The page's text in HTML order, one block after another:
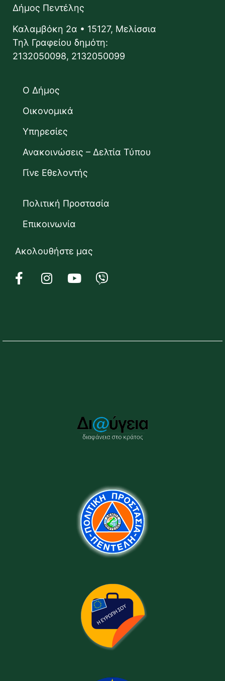
Δήμος Πεντέλης
Καλαμβόκη 2α • 15127, Μελίσσια
Τηλ Γραφείου δημότη:
2132050098, 2132050099
Ο Δήμος
Οικονομικά
Υπηρεσίες
Ανακοινώσεις – Δελτία Τύπου
Γίνε Εθελοντής
Πολιτική Προστασία
Επικοινωνία
Ακολουθήστε μας